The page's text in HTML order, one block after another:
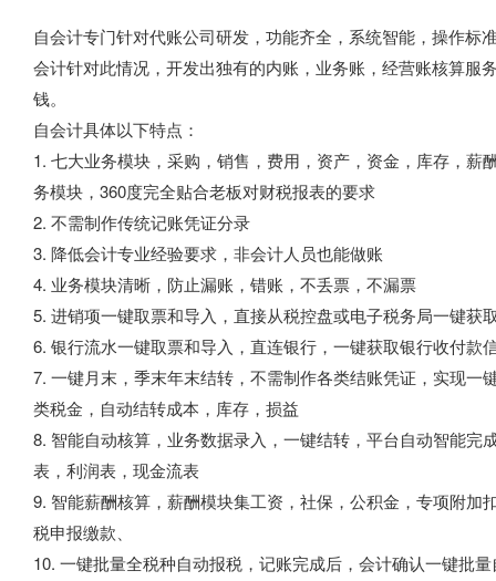
自会计专门针对代账公司研发，功能齐全，系统智能，操作
会计针对此情况，开发出独有的内账，业务账，经营账核算
钱。
自会计具体以下特点：
1. 七大业务模块，采购，销售，费用，资产，资金，库存，
务模块，360度完全贴合老板对财税报表的要求
2. 不需制作传统记账凭证分录
3. 降低会计专业经验要求，非会计人员也能做账
4. 业务模块清晰，防止漏账，错账，不丢票，不漏票
5. 进销项一键取票和导入，直接从税控盘或电子税务局一键获
6. 银行流水一键取票和导入，直连银行，一键获取银行收付款
7. 一键月末，季末年末结转，不需制作各类结账凭证，实现
类税金，自动结转成本，库存，损益
8. 智能自动核算，业务数据录入，一键结转，平台自动智能
表，利润表，现金流表
9. 智能薪酬核算，薪酬模块集工资，社保，公积金，专项附
税申报缴款、
10. 一键批量全税种自动报税，记账完成后，会计确认一键批